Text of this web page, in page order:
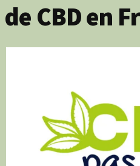
CBD en